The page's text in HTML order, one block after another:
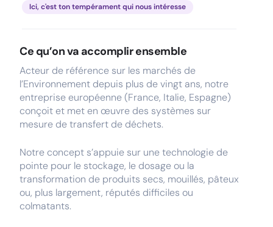
Ici, c'est ton tempérament qui nous intéresse
Ce qu’on va accomplir ensemble
Acteur de référence sur les marchés de
l’Environnement depuis plus de vingt ans, notre
entreprise européenne (France, Italie, Espagne)
conçoit et met en œuvre des systèmes sur
mesure de transfert de déchets.
Notre concept s’appuie sur une technologie de
pointe pour le stockage, le dosage ou la
transformation de produits secs, mouillés, pâteux
ou, plus largement, réputés difficiles ou
colmatants.